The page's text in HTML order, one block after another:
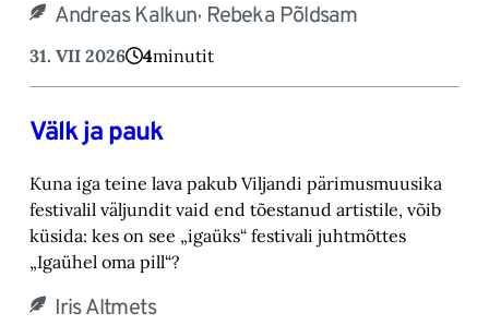
Andreas Kalkun, Rebeka Põldsam
31. VII 2026 4minutit
Välk ja pauk
Kuna iga teine lava pakub Viljandi pärimusmuusika
festivalil väljundit vaid end tõestanud artistile, võib
küsida: kes on see „igaüks“ festivali juhtmõttes
„Igaühel oma pill“?
Iris Altmets